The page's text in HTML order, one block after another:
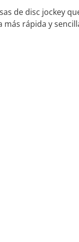
de disc jockey
rápida y